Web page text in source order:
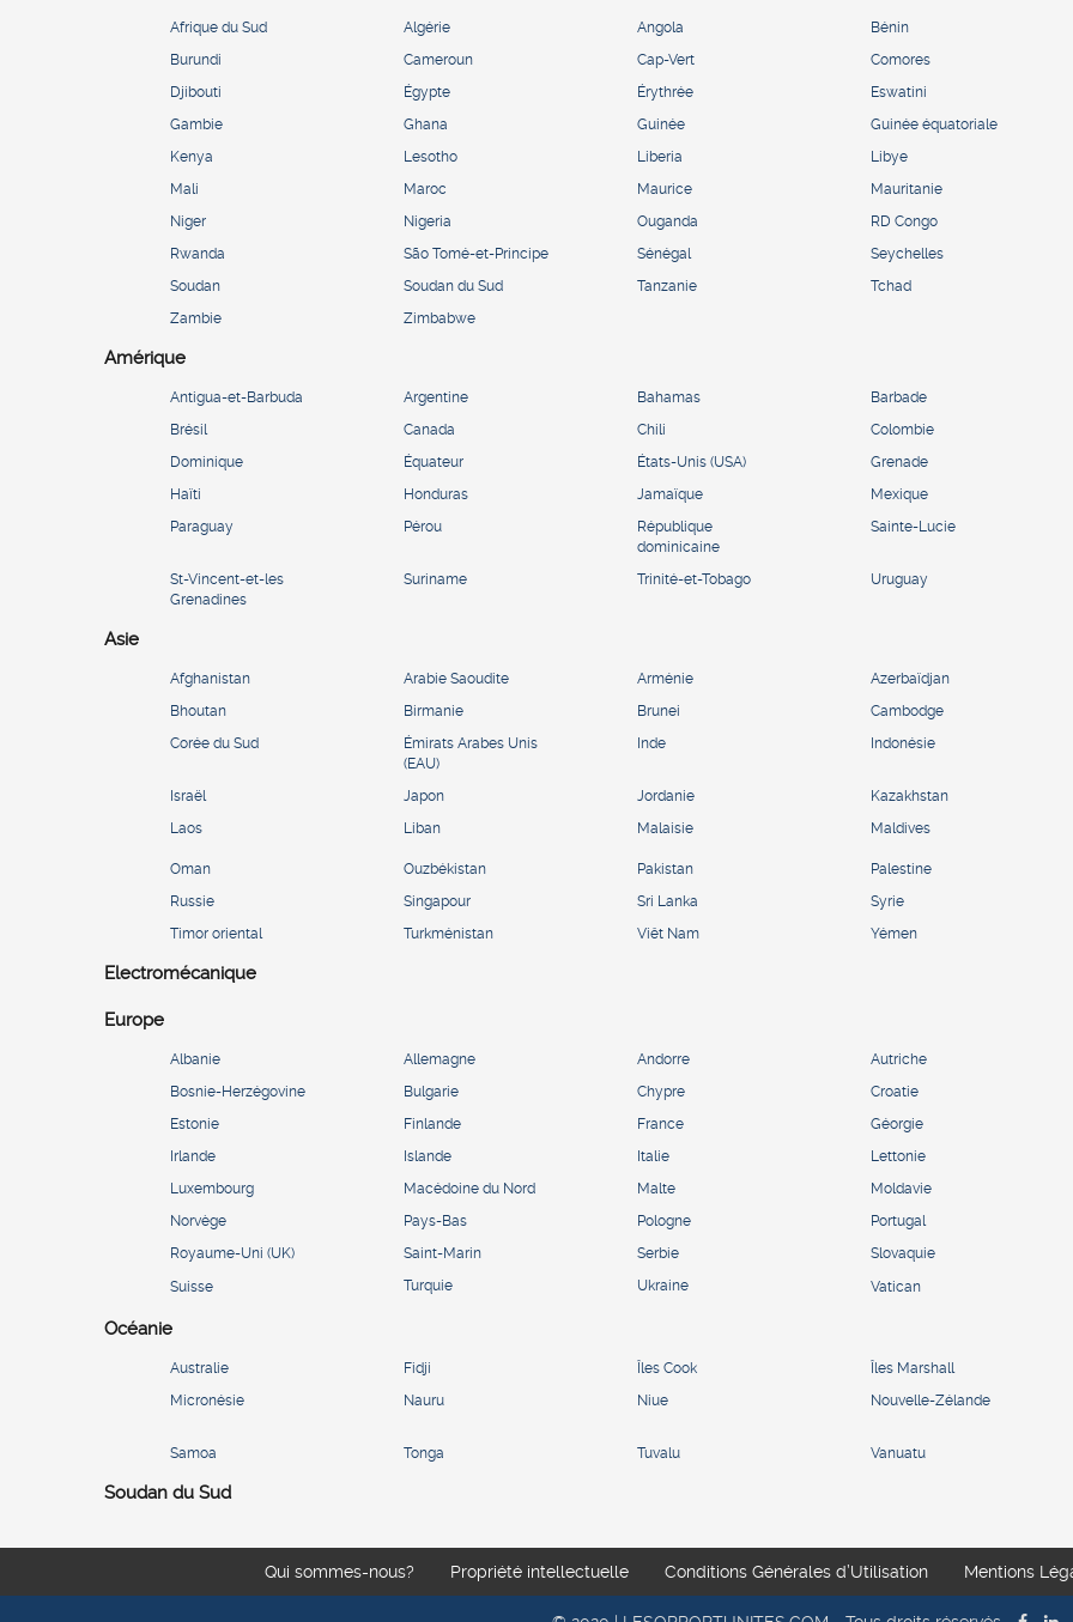
Afrique du Sud Algérie Angola Bénin
Burundi
Cameroun Cap-Vert Comores
Djibouti
Égypte Érythrée Eswatini
Gambie
Ghana Guinée Guinée équatoriale
Kenya
Lesotho Liberia Libye
Mali
Maroc Maurice Mauritanie
Niger
Nigeria Ouganda RD Congo
Rwanda
São Tomé-et-Principe Sénégal Seychelles
Soudan
Soudan du Sud Tanzanie Tchad
Zambie
Zimbabwe
Amérique
Antigua-et-Barbuda Argentine Bahamas Barbade
Brésil
Canada Chili Colombie
Dominique
Équateur États-Unis (USA) Grenade
Haïti
Honduras Jamaïque Mexique
Paraguay
Pérou
République
dominicaine
Sainte-Lucie
St-Vincent-et-les
Grenadines
Suriname Trinité-et-Tobago Uruguay
Asie
Afghanistan Arabie Saoudite Arménie Azerbaïdjan
Bhoutan
Birmanie Brunei Cambodge
Corée du Sud
Émirats Arabes Unis
(EAU)
Inde Indonésie
Israël Japon Jordanie Kazakhstan
Laos
Liban Malaisie Maldives
Oman Ouzbékistan Pakistan Palestine
Russie
Singapour Sri Lanka Syrie
Timor oriental
Turkménistan Viêt Nam Yémen
Electromécanique
Europe
Albanie Allemagne Andorre Autriche
Bosnie-Herzégovine
Bulgarie Chypre Croatie
Estonie
Finlande France Géorgie
Irlande
Islande Italie Lettonie
Luxembourg
Macédoine du Nord Malte Moldavie
Norvège
Pays-Bas Pologne Portugal
Royaume-Uni (UK)
Saint-Marin Serbie Slovaquie
Suisse Turquie Ukraine Vatican
Océanie
Australie Fidji Îles Cook Îles Marshall
Micronésie
Nauru Niue Nouvelle-Zélande
Samoa
Tonga Tuvalu Vanuatu
Soudan du Sud
Qui sommes-nous? Propriété intellectuelle Conditions Générales d’Utilisation Mentions